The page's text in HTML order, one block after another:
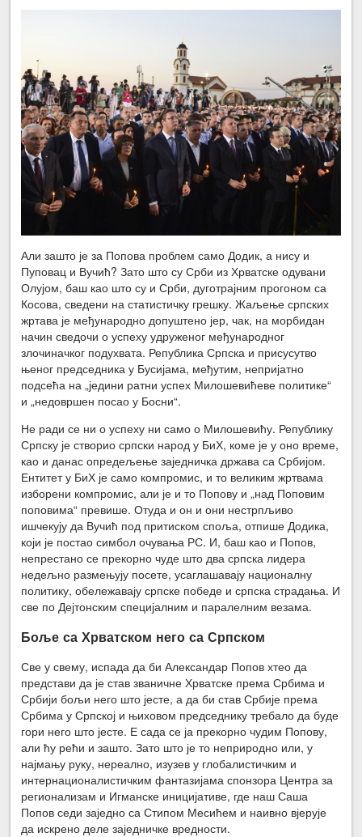
Али зашто је за Попова проблем само Додик, а нису и
Пуповац и Вучић? Зато што су Срби из Хрватске одувани
Олујом, баш као што су и Срби, дуготрајним прогоном са
Косова, сведени на статистичку грешку. Жаљење српских
жртава је међународно допуштено јер, чак, на морбидан
начин сведочи о успеху удруженог међународног
злочиначког подухвата. Република Српска и присусутво
њеног председника у Бусијама, међутим, непријатно
подсећа на „једини ратни успех Милошевићеве политике“
и „недовршен посао у Босни“.
Не ради се ни о успеху ни само о Милошевићу. Републику
Српску је створио српски народ у БиХ, коме је у оно време,
као и данас опредељење заједничка држава са Србијом.
Ентитет у БиХ је само компромис, и то великим жртвама
изборени компромис, али је и то Попову и „над Поповим
поповима“ превише. Отуда и он и они нестрпљиво
ишчекују да Вучић под притиском споља, отпише Додика,
који је постао симбол очувања РС. И, баш као и Попов,
непрестано се прекорно чуде што два српска лидера
недељно размењују посете, усаглашавају националну
политику, обележавају српске победе и српска страдања. И
све по Дејтонским специјалним и паралелним везама.
Боље са Хрватском него са Српском
Све у свему, испада да би Александар Попов хтео да
представи да је став званичне Хрватске према Србима и
Србији бољи него што јесте, а да би став Србије према
Србима у Српској и њиховом председнику требало да буде
гори него што јесте. Е сада се ја прекорно чудим Попову,
али ћу рећи и зашто. Зато што је то неприродно или, у
најмању руку, нереално, изузев у глобалистичким и
интернационалистичким фантазијама спонзора Центра за
регионализам и Игманске иницијативе, где наш Саша
Попов седи заједно са Стипом Месићем и наивно вјерује
да искрено деле заједничке вредности.